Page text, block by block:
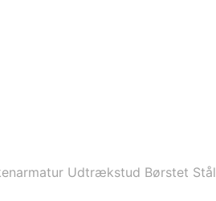
Udtrækstud Børstet Stål